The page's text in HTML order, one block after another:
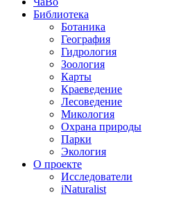
Библиотека
Ботаника
География
Гидрология
Зоология
Карты
Краеведение
Лесоведение
Микология
Охрана природы
Парки
Экология
О проекте
Исследователи
iNaturalist